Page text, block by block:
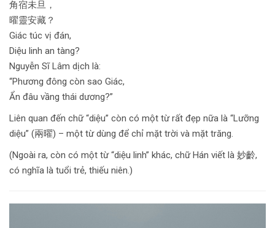
角宿未旦，
曜靈安藏？
Giác túc vị đán,
Diệu linh an tàng?
Nguyễn Sĩ Lâm dịch là:
“Phương đông còn sao Giác,
Ẩn đâu vầng thái dương?”
Liên quan đến chữ “diệu” còn có một từ rất đẹp nữa là “Lưỡng
diệu” (兩曜) – một từ dùng để chỉ mặt trời và mặt trăng.
(Ngoài ra, còn có một từ “diệu linh” khác, chữ Hán viết là 妙齡,
có nghĩa là tuổi trẻ, thiếu niên.)